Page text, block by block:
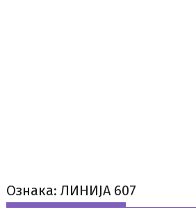
Ознака:ЛИНИЈА 607